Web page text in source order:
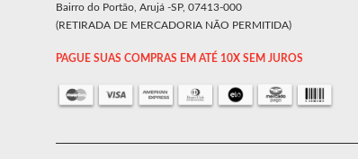
Bairro do Portão, Arujá -SP, 07413-000
(RETIRADA DE MERCADORIA NÃO PERMITIDA)
PAGUE SUAS COMPRAS EM ATÉ 10X SEM JUROS